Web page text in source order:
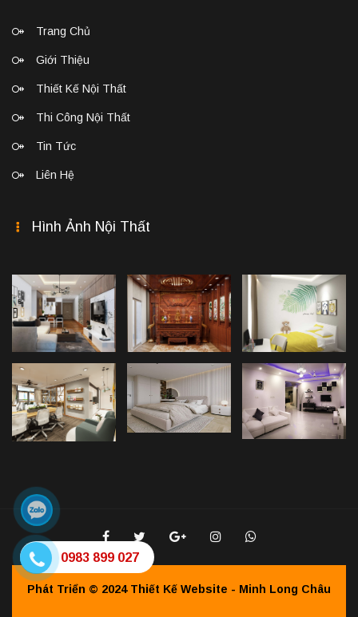
0983 899 027
Trang Chủ
Giới Thiệu
Thiết Kế Nội Thất
Thi Công Nội Thất
Tin Tức
Liên Hệ
Hình Ảnh Nội Thất
Phát Triển © 2024 Thiết Kế Website - Minh Long Châu